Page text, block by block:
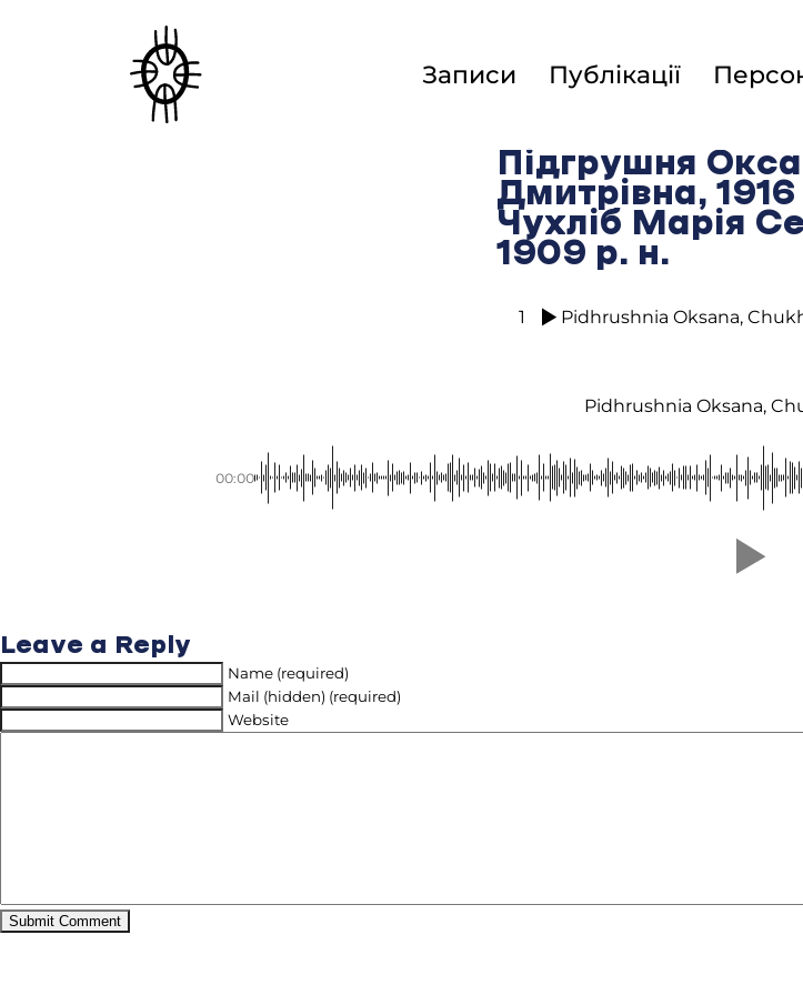
Записи Публікації
Підгрушня
Дмитрівна, 1916
Чухліб Марія
1909 р. н.
1 Pidhrushnia Oksana,
Pidhrushnia Oksana,
00:00
Leave a Reply
Name (required)
Mail (hidden) (required)
Website